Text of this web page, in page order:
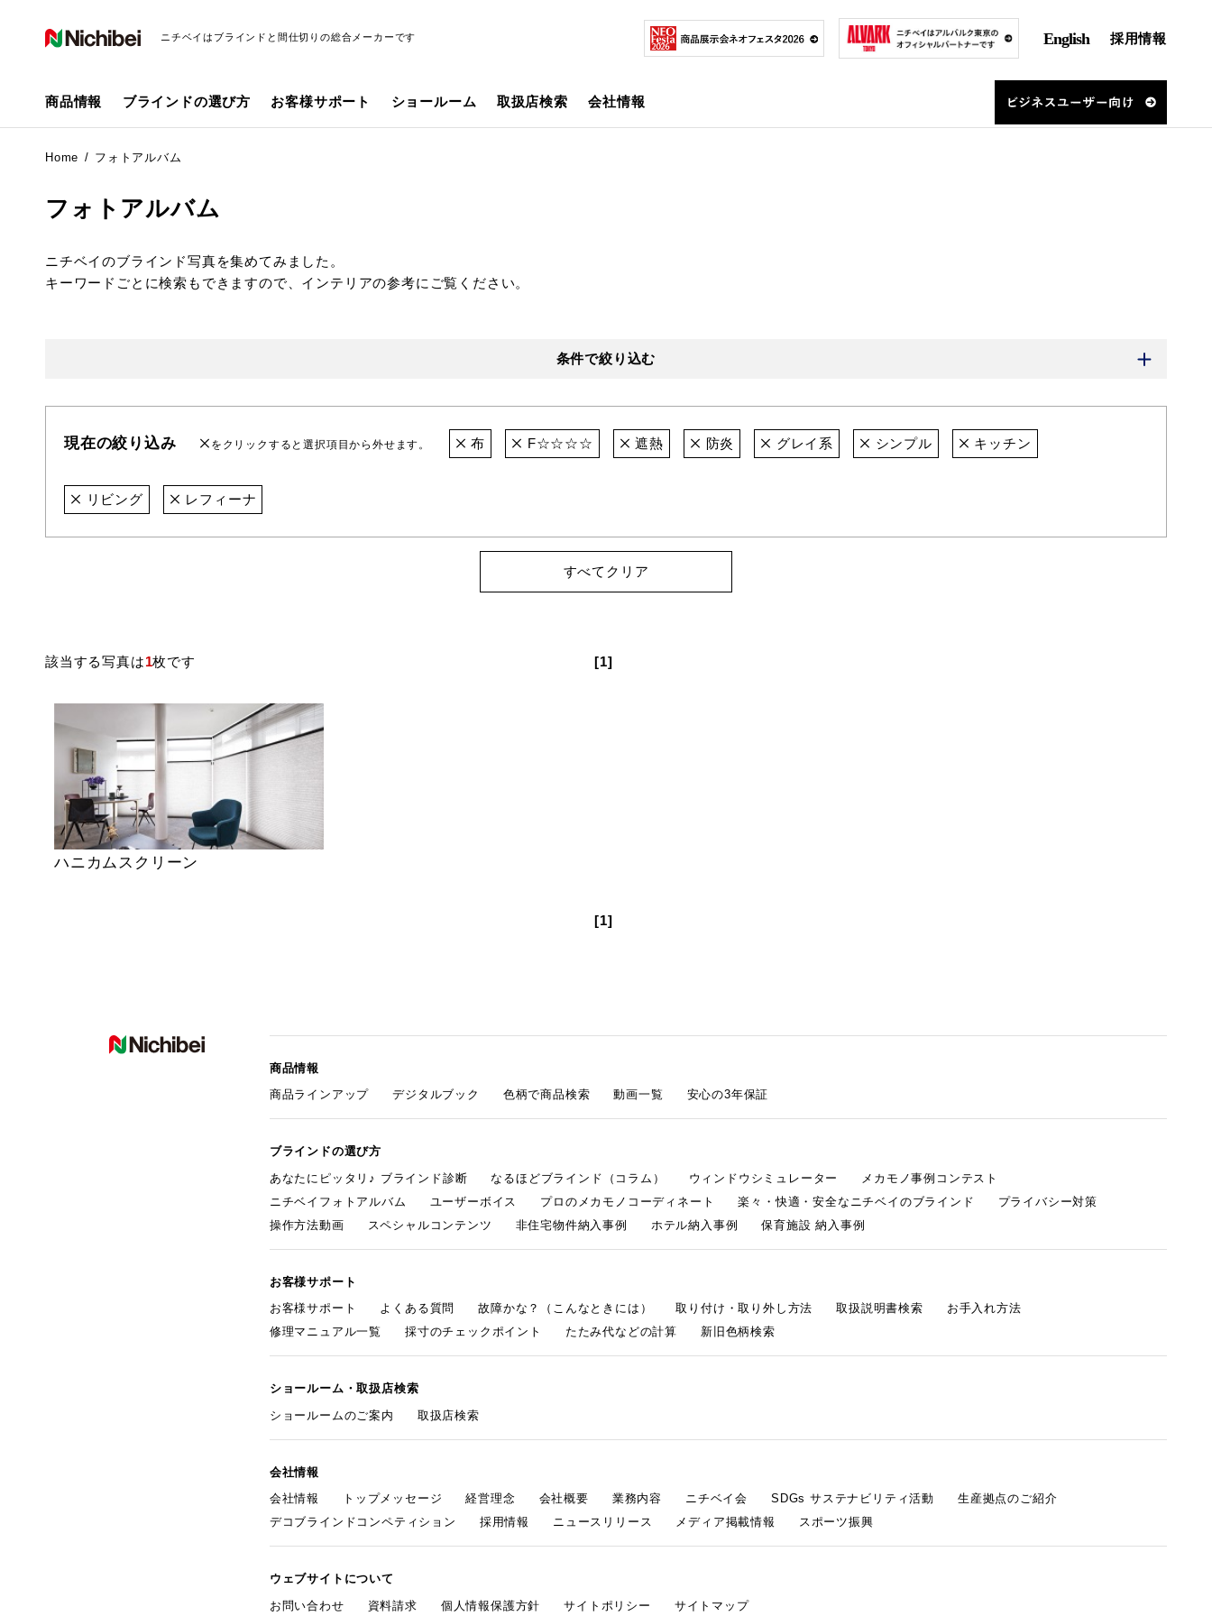
ニチベイはブラインドと間仕切りの総合メーカーです English 採用情報
商品情報 ブラインドの選び方 お客様サポート ショールーム 取扱店検索 会社情報
Home フォトアルバム
フォトアルバム
ニチベイのブラインド写真を集めてみました。
キーワードごとに検索もできますので、インテリアの参考にご覧ください。
条件で絞り込む
現在の絞り込み をクリックすると選択項目から外せます。 布 F☆☆☆☆ 遮熱 防炎 グレイ系 シンプル キッチン
リビング レフィーナ
すべてクリア
該当する写真は1枚です [1]
ハニカムスクリーン
[1]
商品情報
商品ラインアップ
デジタルブック 色柄で商品検索 動画一覧 安心の3年保証
ブラインドの選び方
あなたにピッタリ♪ ブラインド診断
なるほどブラインド（コラム） ウィンドウシミュレーター
メカモノ事例コンテスト
ニチベイフォトアルバム
ユーザーボイス プロのメカモノコーディネート 楽々・快適・安全なニチベイのブラインド
プライバシー対策
操作方法動画
スペシャルコンテンツ 非住宅物件納入事例 ホテル納入事例 保育施設 納入事例
お客様サポート
お客様サポート
よくある質問 故障かな？（こんなときには） 取り付け・取り外し方法 取扱説明書検索
お手入れ方法
修理マニュアル一覧
採寸のチェックポイント たたみ代などの計算 新旧色柄検索
ショールーム・取扱店検索
ショールームのご案内
取扱店検索
会社情報
会社情報
トップメッセージ 経営理念 会社概要 業務内容 ニチベイ会 SDGs サステナビリティ活動
生産拠点のご紹介
デコブラインドコンペティション
採用情報 ニュースリリース メディア掲載情報 スポーツ振興
ウェブサイトについて
お問い合わせ
資料請求 個人情報保護方針 サイトポリシー サイトマップ